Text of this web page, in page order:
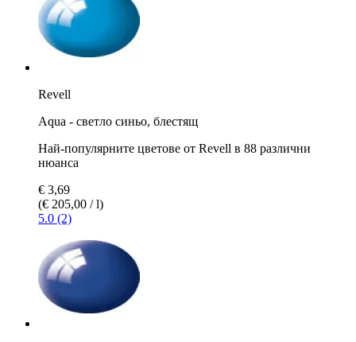
Revell
Aqua - светло синьо, блестящ
Най-популярните цветове от Revell в 88 различни
нюанса
€ 3,69
(€ 205,00 / l)
5.0 (2)